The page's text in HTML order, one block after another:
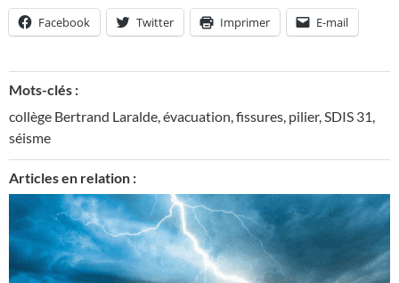
Facebook Twitter Imprimer E-mail
Mots-clés :
collège Bertrand Laralde,évacuation,fissures, pilier,SDIS 31,
séisme
Articles en relation :